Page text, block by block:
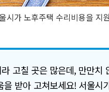
시가 노후주택 수리비용을 지
고칠 곳은 많은데, 만만치
을 받아 고쳐보세요! 서울시